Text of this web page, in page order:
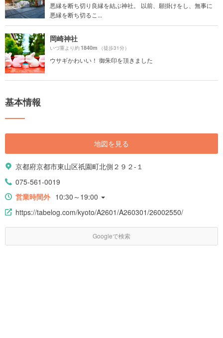
悪縁を断ち切り良縁を結ぶ神社。 以前、願掛けをし、無事に
悪縁を断ち切るこ...
岡崎神社
いづ重より約1840m （徒歩31分）
ウサギかわいい！ 御朱印を頂きました
基本情報
地図を見る
京都府京都市東山区祇園町北側２９２-１
075-561-0019
営業時間外 10:30～19:00
https://tabelog.com/kyoto/A2601/A260301/26002550/
Googleで検索